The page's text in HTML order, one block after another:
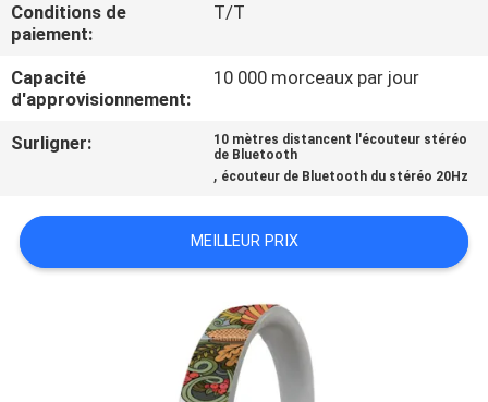
DEMANDEZ
UNE
CITATION
DU
SITE
Conditions de
paiement:
T/T
Capacité
d'approvisionnement:
10 000 morceaux par jour
Surligner:
10 mètres distancent l'écouteur stéréo
de Bluetooth
, écouteur de Bluetooth du stéréo 20Hz
MEILLEUR PRIX